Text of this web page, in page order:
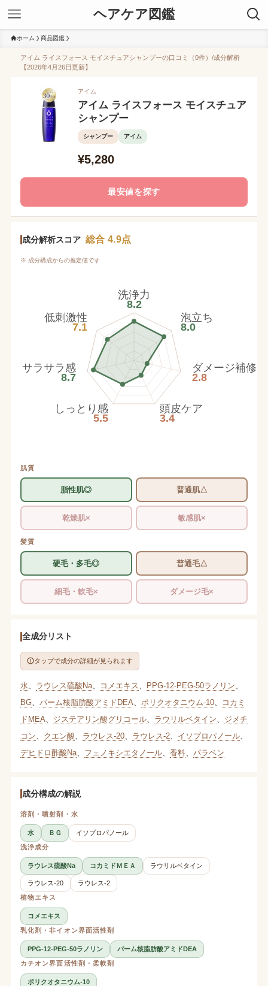
ヘアケア図鑑
ホーム 商品図鑑
アイム ライスフォース モイスチュアシャンプーの口コミ（0件）/成分解析
【2026年4月26日更新】
アイム
アイム ライスフォース モイスチュア
シャンプー
シャンプー アイム
¥5,280
最安値を探す
成分解析スコア 総合 4.9点
※ 成分構成からの推定値です
洗浄力
8.2
泡立ち
8.0
ダメージ補修
2.8
頭皮ケア
3.4
しっとり感
5.5
サラサラ感
8.7
低刺激性
7.1
肌質
脂性肌◎ 普通肌△
乾燥肌× 敏感肌×
髪質
硬毛・多毛◎ 普通毛△
細毛・軟毛× ダメージ毛×
全成分リスト
タップで成分の詳細が見られます
水 ラウレス硫酸Na、 コメエキス PPG-12-PEG-50ラノリン
BG、 パーム核脂肪酸アミドDEA ポリクオタニウム-10、
コカミ
ドMEA
ジステアリン酸グリコール、 ラウリルベタイン
ジメチ
コン
クエン酸 ラウレス-20、 ラウレス-2、 イソプロパノール、
デヒドロ酢酸Na、 フェノキシエタノール、 香料、 パラベン
成分構成の解説
溶剤・噴射剤・水
水 ＢＧ
イソプロパノール
洗浄成分
ラウレス硫酸Na コカミドＭＥＡ ラウリルベタイン
ラウレス-20
ラウレス-2
植物エキス
コメエキス
乳化剤・非イオン界面活性剤
PPG-12-PEG-50ラノリン
パーム核脂肪酸アミドDEA
カチオン界面活性剤・柔軟剤
ポリクオタニウム-10